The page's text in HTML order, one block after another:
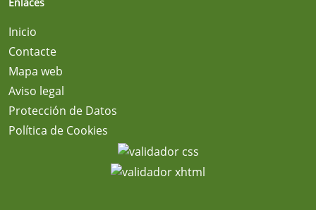
Inicio
Contacte
Mapa web
Aviso legal
Protección de Datos
Política de Cookies